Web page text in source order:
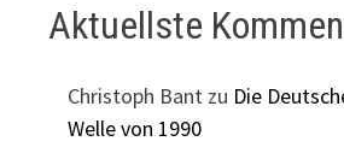
Aktuellste
Christoph Bant zu Die
Welle von 1990